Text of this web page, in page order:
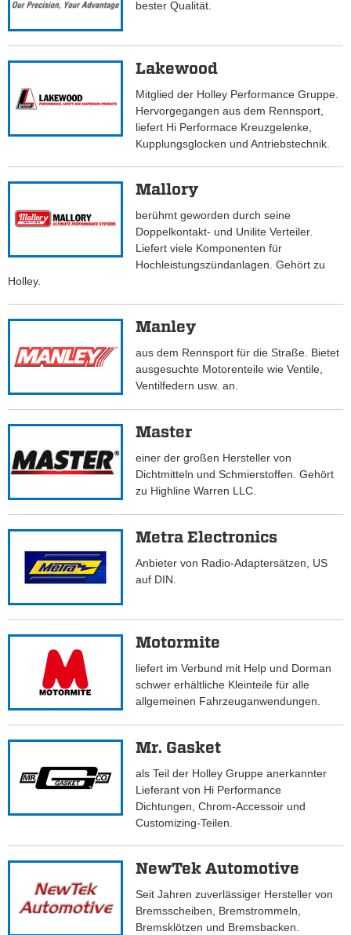
bester Qualität.
Lakewood
Mitglied der Holley Performance Gruppe.
Hervorgegangen aus dem Rennsport,
liefert Hi Performace Kreuzgelenke,
Kupplungsglocken und Antriebstechnik.
Mallory
berühmt geworden durch seine
Doppelkontakt- und Unilite Verteiler.
Liefert viele Komponenten für
Hochleistungszündanlagen. Gehört zu
Holley.
Manley
aus dem Rennsport für die Straße. Bietet
ausgesuchte Motorenteile wie Ventile,
Ventilfedern usw. an.
Master
einer der großen Hersteller von
Dichtmitteln und Schmierstoffen. Gehört
zu Highline Warren LLC.
Metra Electronics
Anbieter von Radio-Adaptersätzen, US
auf DIN.
Motormite
liefert im Verbund mit Help und Dorman
schwer erhältliche Kleinteile für alle
allgemeinen Fahrzeuganwendungen.
Mr. Gasket
als Teil der Holley Gruppe anerkannter
Lieferant von Hi Performance
Dichtungen, Chrom-Accessoir und
Customizing-Teilen.
NewTek Automotive
Seit Jahren zuverlässiger Hersteller von
Bremsscheiben, Bremstrommeln,
Bremsklötzen und Bremsbacken.